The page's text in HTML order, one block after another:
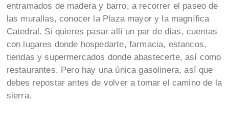
entramados de madera y barro, a recorrer el paseo de
las murallas, conocer la Plaza mayor y la magnífica
Catedral. Si quieres pasar allí un par de días, cuentas
con lugares donde hospedarte, farmacia, estancos,
tiendas y supermercados donde abastecerte, así como
restaurantes. Pero hay una única gasolinera, así que
debes repostar antes de volver a tomar el camino de la
sierra.